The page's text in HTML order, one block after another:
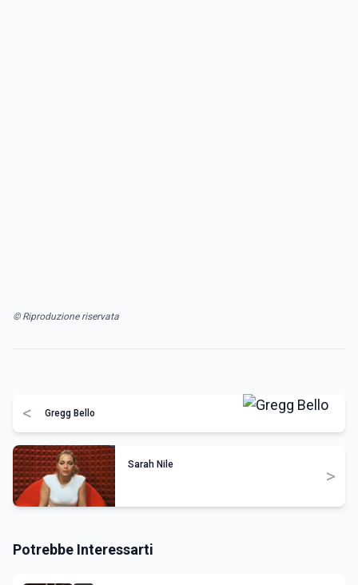
© Riproduzione riservata
< Gregg Bello
Sarah Nile
>
Potrebbe Interessarti